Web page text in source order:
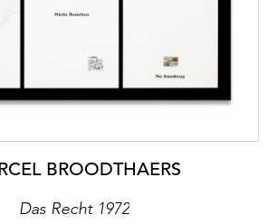
BROODTHAERS
Das Recht 1972